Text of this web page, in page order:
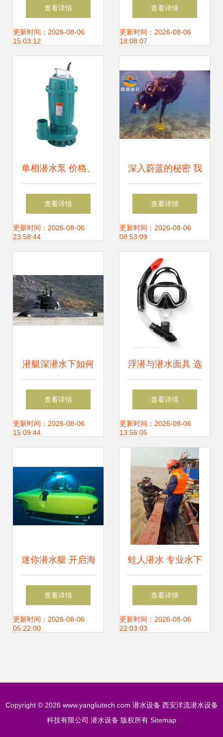
效可靠的潜水设备
选择
查看详情
更新时间：2026-08-06
15:03:12
料潜水电泵 品质与
工艺的完美融合
查看详情
更新时间：2026-08-06
18:08:07
单相潜水泵 价格、
性能与品牌全面解
析
查看详情
更新时间：2026-08-06
23:58:44
深入蔚蓝的秘密 我
在毛里求斯深潜全
记录
查看详情
更新时间：2026-08-06
08:53:09
潜艇深潜水下如何
通风换气 特殊设备
可供100人呼吸
查看详情
更新时间：2026-08-06
15:09:44
浮潜与潜水面具 选
择最佳潜水设备的
专业指南
查看详情
更新时间：2026-08-06
13:56:05
迷你潜水艇 开启海
底观光的私人盛宴
查看详情
更新时间：2026-08-06
05:22:00
蛙人潜水 专业水下
作业的守护者与先
进潜水设备的完美
查看详情
更新时间：2026-08-06
22:03:03
Copyright © 2026 www.yangliutech.com 潜水设备 西安洋流潜水设备
科技有限公司 潜水设备 版权所有 Sitemap